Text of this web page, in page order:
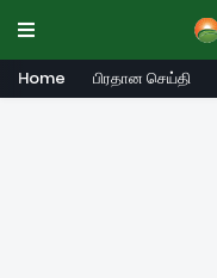
Home பிரதான செய்தி